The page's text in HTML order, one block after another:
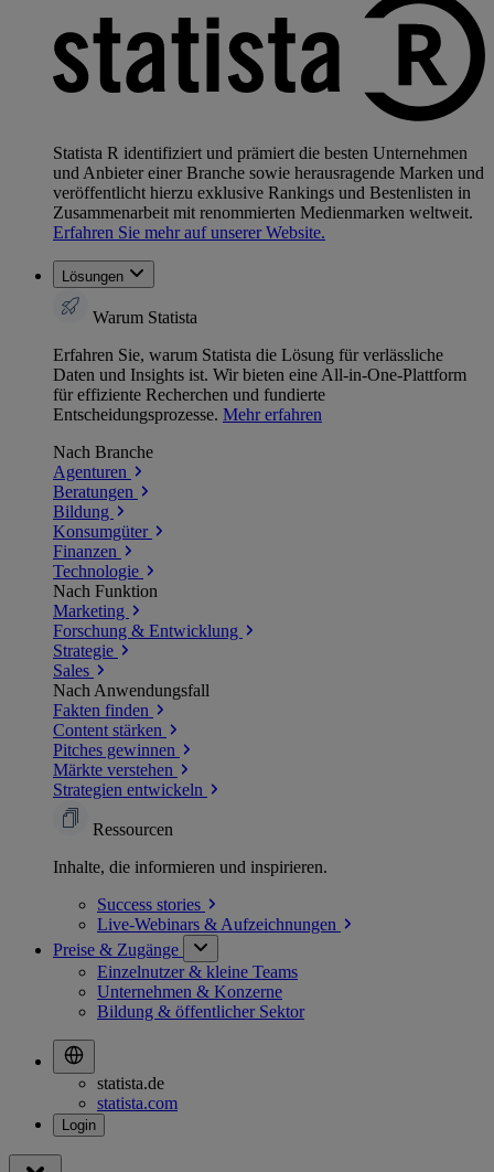
Statista R identifiziert und prämiert die besten Unternehmen
und Anbieter einer Branche sowie herausragende Marken und
veröffentlicht hierzu exklusive Rankings und Bestenlisten in
Zusammenarbeit mit renommierten Medienmarken weltweit.
Erfahren Sie mehr auf unserer Website.
Lösungen
Warum Statista
Erfahren Sie, warum Statista die Lösung für verlässliche
Daten und Insights ist. Wir bieten eine All-in-One-Plattform
für effiziente Recherchen und fundierte
Entscheidungsprozesse. Mehr erfahren
Nach Branche
Agenturen
Beratungen
Bildung
Konsumgüter
Finanzen
Technologie
Nach Funktion
Marketing
Forschung & Entwicklung
Strategie
Sales
Nach Anwendungsfall
Fakten finden
Content stärken
Pitches gewinnen
Märkte verstehen
Strategien entwickeln
Ressourcen
Inhalte, die informieren und inspirieren.
Success stories
Live-Webinars & Aufzeichnungen
Preise & Zugänge
Einzelnutzer & kleine Teams
Unternehmen & Konzerne
Bildung & öffentlicher Sektor
statista.de
statista.com